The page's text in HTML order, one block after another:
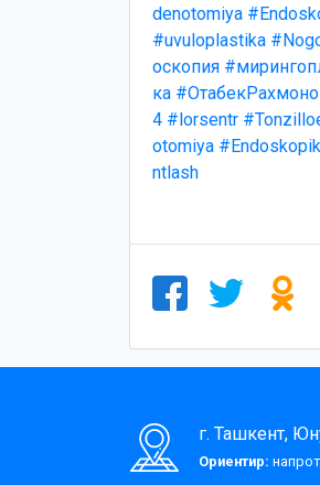
denotomiya
#uvuloplastika
оскопия
ка
4 #lorsentr
otomiya
ntlash
г. Ташкент,
Ориентир: